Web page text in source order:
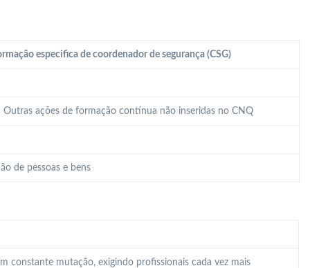
especifica de coordenador de segurança (CSG)
Outras ações de formação contínua não inseridas no CNQ
de pessoas e bens
constante mutação, exigindo profissionais cada vez mais